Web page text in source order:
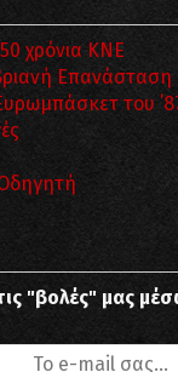
χρόνια ΚΝΕ
Επανάσταση
του
"βολές" μας